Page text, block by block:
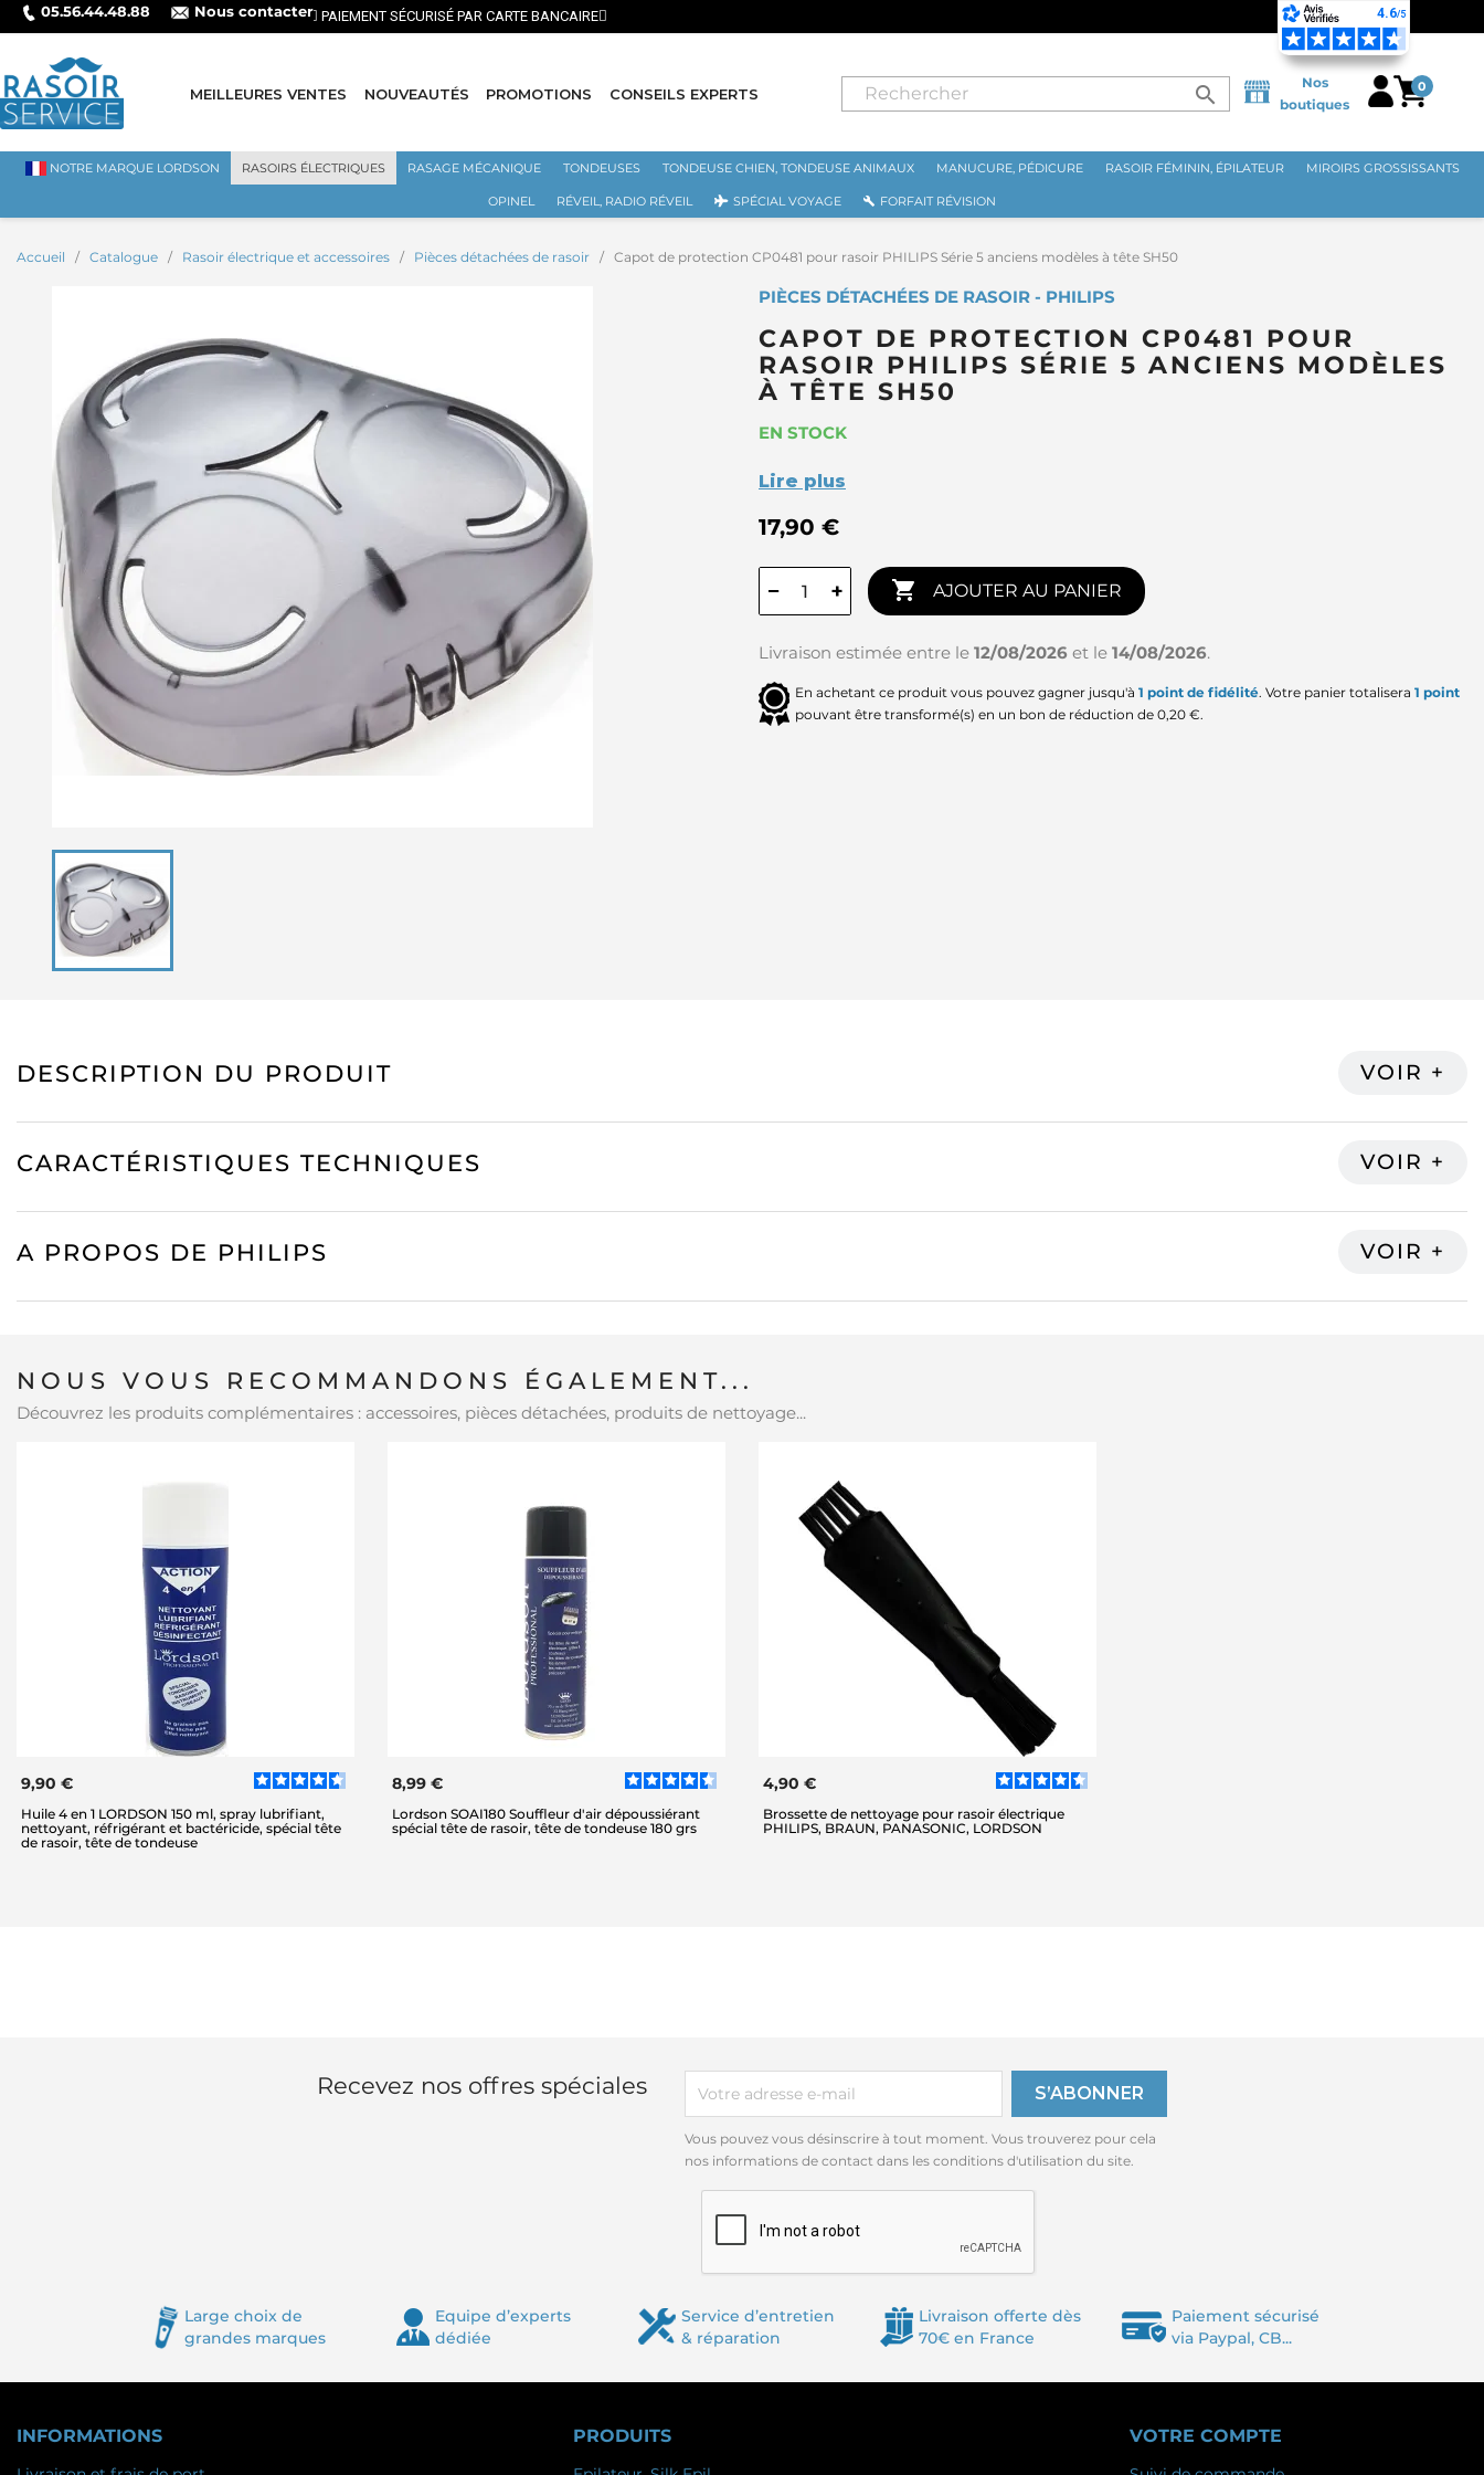
05.56.44.48.88 Nous contacter
MEILLEURES VENTES NOUVEAUTÉS PROMOTIONS CONSEILS EXPERTS search
Nos
boutiques
0
NOTRE MARQUE LORDSON RASOIRS ÉLECTRIQUES RASAGE MÉCANIQUE TONDEUSES TONDEUSE CHIEN, TONDEUSE ANIMAUX MANUCURE, PÉDICURE RASOIR FÉMININ, ÉPILATEUR MIROIRS GROSSISSANTS
OPINEL RÉVEIL, RADIO RÉVEIL SPÉCIAL VOYAGE FORFAIT RÉVISION
Accueil Catalogue Rasoir électrique et accessoires Pièces détachées de rasoir Capot de protection CP0481 pour rasoir PHILIPS Série 5 anciens modèles à tête SH50
PIÈCES DÉTACHÉES DE RASOIR - PHILIPS
CAPOT DE PROTECTION CP0481 POUR
RASOIR PHILIPS SÉRIE 5 ANCIENS MODÈLES
À TÊTE SH50
EN STOCK
Lire plus
17,90 €
− +  AJOUTER AU PANIER
Livraison estimée entre le 12/08/2026 et le 14/08/2026.
En achetant ce produit vous pouvez gagner jusqu'à 1 point de fidélité. Votre panier totalisera 1 point
pouvant être transformé(s) en un bon de réduction de 0,20 €.
DESCRIPTION DU PRODUIT
CARACTÉRISTIQUES TECHNIQUES
A PROPOS DE PHILIPS
NOUS VOUS RECOMMANDONS ÉGALEMENT...
Découvrez les produits complémentaires : accessoires, pièces détachées, produits de nettoyage...
9,90 €
Huile 4 en 1 LORDSON 150 ml, spray lubrifiant,
nettoyant, réfrigérant et bactéricide, spécial tête
de rasoir, tête de tondeuse
8,99 €
Lordson SOAI180 Souffleur d'air dépoussiérant
spécial tête de rasoir, tête de tondeuse 180 grs
4,90 €
Brossette de nettoyage pour rasoir électrique
PHILIPS, BRAUN, PANASONIC, LORDSON
Recevez nos offres spéciales
Vous pouvez vous désinscrire à tout moment. Vous trouverez pour cela
nos informations de contact dans les conditions d'utilisation du site.
Large choix de
grandes marques
Equipe d’experts
dédiée
Service d’entretien
& réparation
Livraison offerte dès
70€ en France
Paiement sécurisé
via Paypal, CB...
INFORMATIONS PRODUITS VOTRE COMPTE